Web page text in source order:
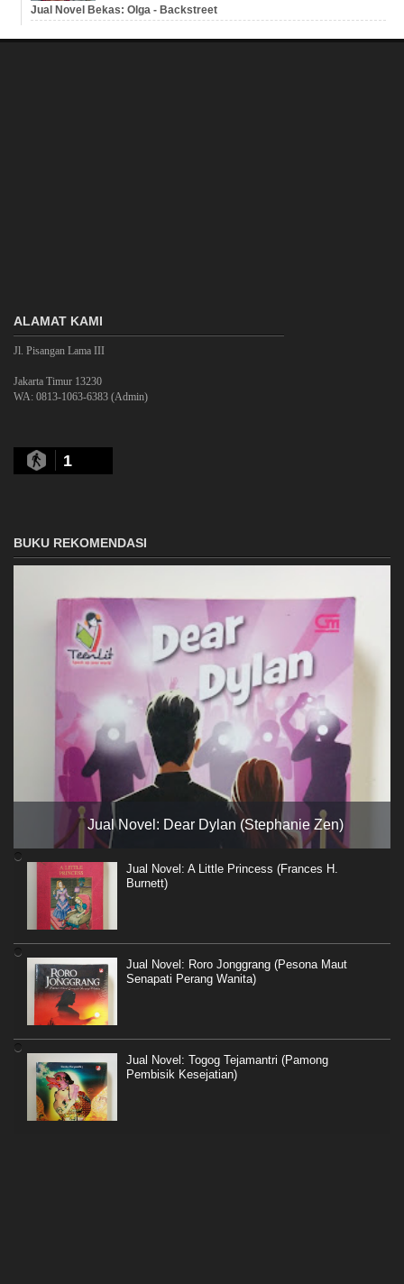
Jual Novel Bekas: Olga - Backstreet
ALAMAT KAMI
Jl. Pisangan Lama III
Jakarta Timur 13230
WA: 0813-1063-6383 (Admin)
1
BUKU REKOMENDASI
Jual Novel: Dear Dylan (Stephanie Zen)
Jual Novel: A Little Princess (Frances H.
Burnett)
Jual Novel: Roro Jonggrang (Pesona Maut
Senapati Perang Wanita)
Jual Novel: Togog Tejamantri (Pamong
Pembisik Kesejatian)